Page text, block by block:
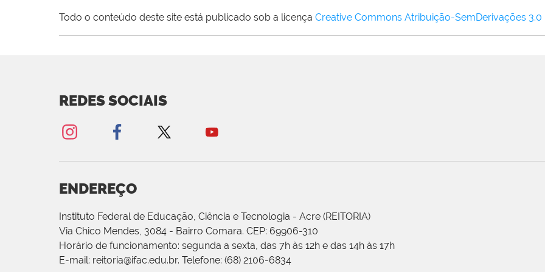
Todo o conteúdo deste site está publicado sob a licença Creative Commons Atribuição-SemDerivações
REDES SOCIAIS
ENDEREÇO
Instituto Federal de Educação, Ciência e Tecnologia - Acre (REITORIA)
Via Chico Mendes, 3084 - Bairro Comara. CEP: 69906-310
Horário de funcionamento: segunda a sexta, das 7h às 12h e das 14h às 17h
E-mail: reitoria@ifac.edu.br. Telefone: (68) 2106-6834